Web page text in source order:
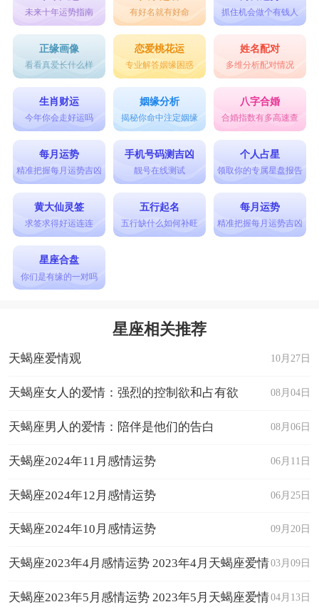
未来十年运势指南 有好名就有好命 抓住机会做个有钱人
正缘画像
看看真爱长什么样
恋爱桃花运
专业解答姻缘困惑
姓名配对
多维分析配对情况
生肖财运
今年你会走好运吗
姻缘分析
揭秘你命中注定姻缘
八字合婚
合婚指数有多高速查
每月运势
精准把握每月运势吉凶
手机号码测吉凶
靓号在线测试
个人占星
领取你的专属星盘报告
黄大仙灵签
求签求得好运连连
五行起名
五行缺什么如何补旺
每月运势
精准把握每月运势吉凶
星座合盘
你们是有缘的一对吗
星座相关推荐
10月27日
天蝎座爱情观
08月04日
天蝎座女人的爱情：强烈的控制欲和占有欲
08月06日
天蝎座男人的爱情：陪伴是他们的告白
06月11日
天蝎座2024年11月感情运势
06月25日
天蝎座2024年12月感情运势
09月20日
天蝎座2024年10月感情运势
03月09日
天蝎座2023年4月感情运势 2023年4月天蝎座爱情
运程详解 04月13日
天蝎座2023年5月感情运势 2023年5月天蝎座爱情